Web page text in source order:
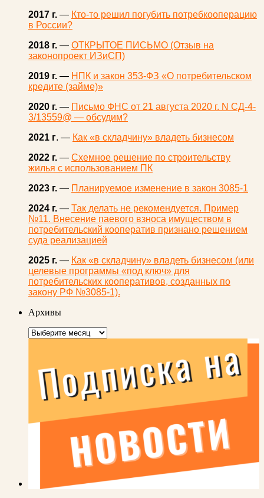
2017 г. — Кто-то решил погубить потребкооперацию
в России?
2018 г. — ОТКРЫТОЕ ПИСЬМО (Отзыв на
законопроект ИЗиСП)
2019 г. — НПК и закон 353-ФЗ «О потребительском
кредите (займе)»
2020 г. — Письмо ФНС от 21 августа 2020 г. N СД-4-
3/13559@ — обсудим?
2021 г. — Как «в складчину» владеть бизнесом
2022 г. — Схемное решение по строительству
жилья с использованием ПК
2023 г. — Планируемое изменение в закон 3085-1
2024 г. — Так делать не рекомендуется. Пример
№11. Внесение паевого взноса имуществом в
потребительский кооператив признано решением
суда реализацией
2025 г. — Как «в складчину» владеть бизнесом (или
целевые программы «под ключ» для
потребительских кооперативов, созданных по
закону РФ №3085-1).
Архивы
Архивы